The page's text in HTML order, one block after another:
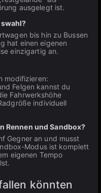
ausgelegt ist.
bis hin zu Bussen
hat einen eigenen
einzigartig an.
modifizieren:
Felgen kannst du
Fahrwerkshöhe
individuell
Rennen und Sandbox?
Gegner an und musst
Modus ist komplett
eigenen Tempo
könnten